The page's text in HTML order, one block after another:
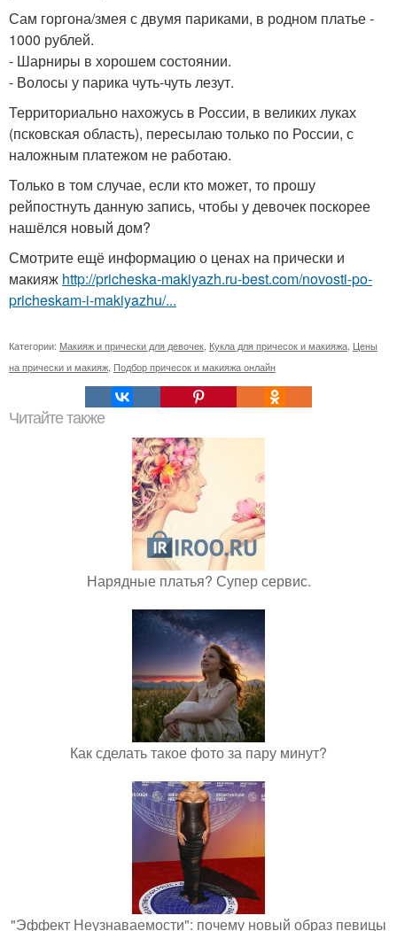
Сам горгона/змея с двумя париками, в родном платье -
1000 рублей.
- Шарниры в хорошем состоянии.
- Волосы у парика чуть-чуть лезут.
Территориально нахожусь в России, в великих луках
(псковская область), пересылаю только по России, с
наложным платежом не работаю.
Только в том случае, если кто может, то прошу
рейпостнуть данную запись, чтобы у девочек поскорее
нашёлся новый дом?
Смотрите ещё информацию о ценах на прически и
макияж http://pricheska-makiyazh.ru-best.com/novosti-po-
pricheskam-i-makiyazhu/...
Категории: Макияж и прически для девочек Кукла для причесок и макияжа Цены
на прически и макияж Подбор причесок и макияжа онлайн
Читайте также
Нарядные платья? Супер сервис.
Как сделать такое фото за пару минут?
"Эффект Неузнаваемости": почему новый образ певицы